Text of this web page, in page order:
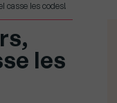
casse les codes!
les